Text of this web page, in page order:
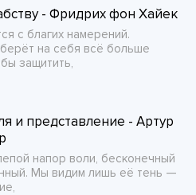
- Фридрих фон Хайек
с благих намерений.
на себя всё больше
защитить,
и представление - Артур
напор воли, бесконечный
Мы видим лишь её тень —